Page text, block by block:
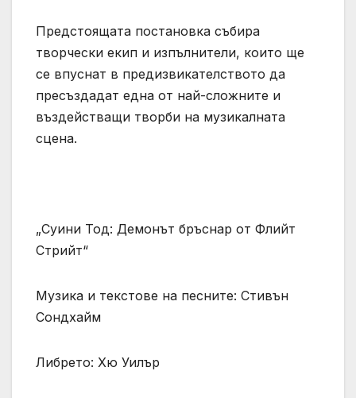
Предстоящата постановка събира
творчески екип и изпълнители, които ще
се впуснат в предизвикателството да
пресъздадат една от най-сложните и
въздействащи творби на музикалната
сцена.
„Суини Тод: Демонът бръснар от Флийт
Стрийт“
Музика и текстове на песните: Стивън
Сондхайм
Либрето: Хю Уилър